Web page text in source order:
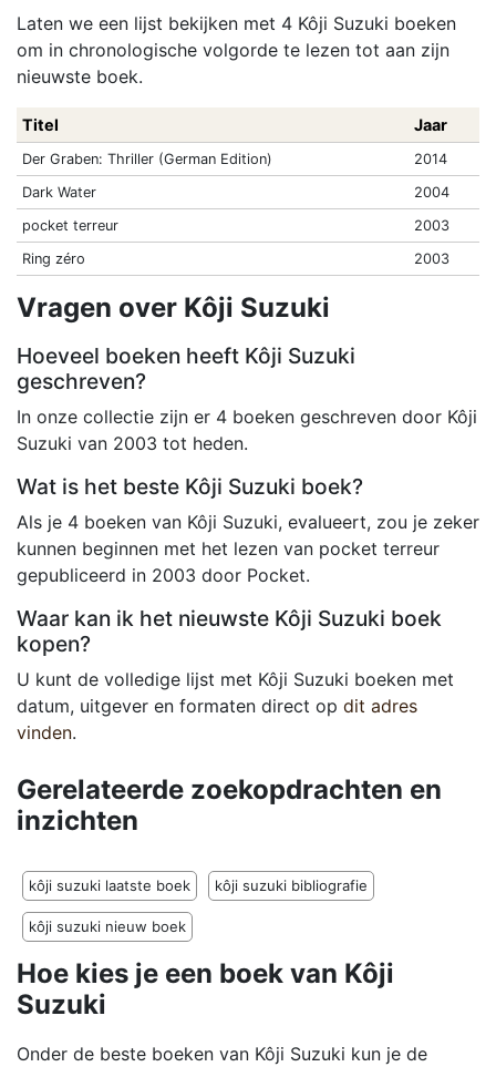
Laten we een lijst bekijken met 4 Kôji Suzuki boeken
om in chronologische volgorde te lezen tot aan zijn
nieuwste boek.
Titel Jaar
Der Graben: Thriller (German Edition)
2014
Dark Water
2004
pocket terreur
2003
Ring zéro
2003
Vragen over Kôji Suzuki
Hoeveel boeken heeft Kôji Suzuki
geschreven?
In onze collectie zijn er 4 boeken geschreven door Kôji
Suzuki van 2003 tot heden.
Wat is het beste Kôji Suzuki boek?
Als je 4 boeken van Kôji Suzuki, evalueert, zou je zeker
kunnen beginnen met het lezen van pocket terreur
gepubliceerd in 2003 door Pocket.
Waar kan ik het nieuwste Kôji Suzuki boek
kopen?
U kunt de volledige lijst met Kôji Suzuki boeken met
datum, uitgever en formaten direct op dit adres
vinden.
Gerelateerde zoekopdrachten en
inzichten
kôji suzuki laatste boek kôji suzuki bibliografie
kôji suzuki nieuw boek
Hoe kies je een boek van Kôji
Suzuki
Onder de beste boeken van Kôji Suzuki kun je de